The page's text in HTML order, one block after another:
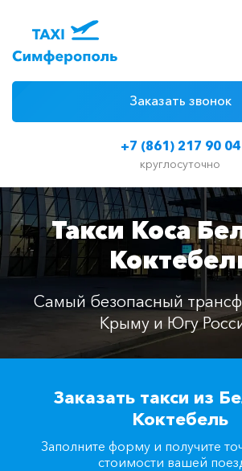
+7 (861) 217 90 04
круглосуточно
Заказать звонок
Цены на такси
Классы
Отзывы
Контакты
Заказать такси
Такси Коса
Самый безопасный
Крыму и Югу
Заказать такси из
Коктебель
Заполните форму и получите
стоимости вашей